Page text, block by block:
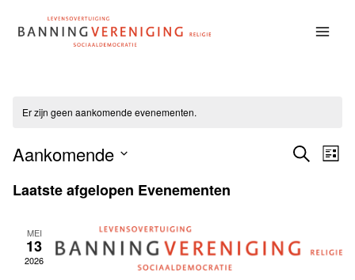
naar
Er zijn geen aankomende evenementen.
en
ZOEKEN
LIJST
Aankomende
een
Laatste afgelopen Evenementen
MEI
13
2026